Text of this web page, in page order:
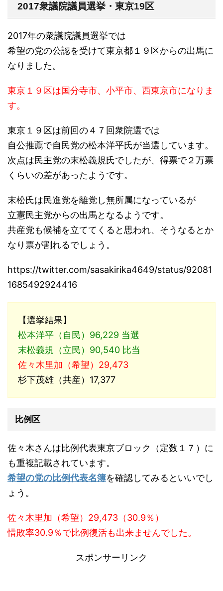
2017衆議院議員選挙・東京19区
2017年の衆議院議員選挙では
希望の党の公認を受けて東京都１９区からの出馬に
なりました。
東京１９区は国分寺市、小平市、西東京市になりま
す。
東京１９区は前回の４７回衆院選では
自公推薦で自民党の松本洋平氏が当選しています。
次点は民主党の末松義規氏でしたが、得票で２万票
くらいの差があったようです。
末松氏は民進党を離党し無所属になっているが
立憲民主党からの出馬となるようです。
共産党も候補を立ててくると思われ、そうなるとか
なり票が割れるでしょう。
https://twitter.com/sasakirika4649/status/92081
1685492924416
【選挙結果】
松本洋平（自民）96,229 当選
末松義規（立民）90,540 比当
佐々木里加（希望）29,473
杉下茂雄（共産）17,377
比例区
佐々木さんは比例代表東京ブロック（定数１７）に
も重複記載されています。
希望の党の比例代表名簿を確認してみるといいでし
ょう。
佐々木里加（希望）29,473（30.9％）
惜敗率30.9％で比例復活も出来ませんでした。
スポンサーリンク